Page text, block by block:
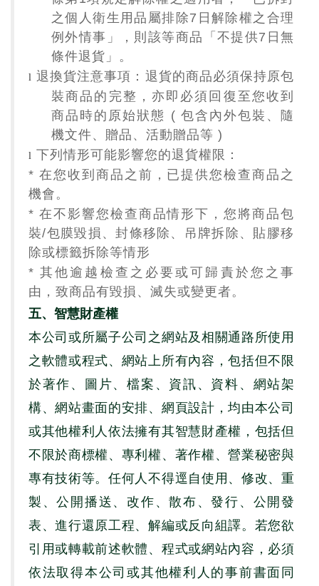
之個人衛生用品屬排除7 日解除權之合理
例外情事」，則該等商品「不提供7 日無
條件退貨」。
l 退換貨注意事項：退貨的商品必須保持原包
裝商品的完整，亦即必須回復至您收到
商品時的原始狀態 ( 包含內外包裝、隨
機文件、贈品、活動贈品等 )
l 下列情形可能影響您的退貨權限：
* 在您收到商品之前，已提供您檢查商品之
機會。
* 在不影響您檢查商品情形下，您將商品包
裝/包膜毀損、封條移除、吊牌拆除、貼膠移
除或標籤拆除等情形
*其他逾越檢查之必要或可歸責於您之事
由，致商品有毀損、滅失或變更者。
五、智慧財產權
本公司或所屬子公司之網站及相關通路所使用
之軟體或程式、網站上所有內容，包括但不限
於著作、圖片、檔案、資訊、資料、網站架
構、網站畫面的安排、網頁設計，均由本公司
或其他權利人依法擁有其智慧財產權，包括但
不限於商標權、專利權、著作權、營業秘密與
專有技術等。任何人不得逕自使用、修改、重
製、公開播送、改作、散布、發行、公開發
表、進行還原工程、解編或反向組譯。若您欲
引用或轉載前述軟體、程式或網站內容，必須
依法取得本公司或其他權利人的事前書面同